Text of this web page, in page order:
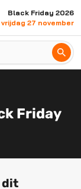
Black Friday 2026
vrijdag 27 november
Friday
dit